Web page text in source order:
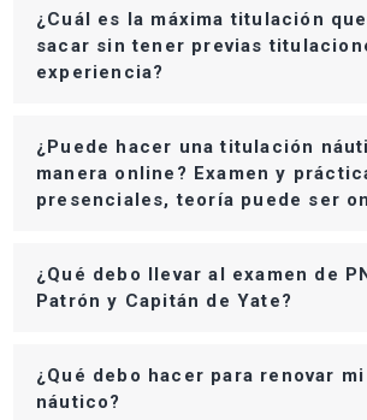
¿Cuál es la máxima titulación
sacar sin tener previas
experiencia?
¿Puede hacer una titulación
manera online? Examen y
presenciales, teoría puede ser
¿Qué debo llevar al examen de
Patrón y Capitán de Yate?
¿Qué debo hacer para renovar
náutico?